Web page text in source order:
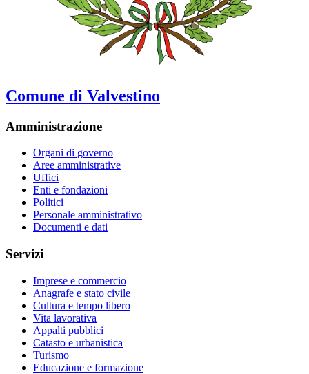
Comune di Valvestino
Amministrazione
Organi di governo
Aree amministrative
Uffici
Enti e fondazioni
Politici
Personale amministrativo
Documenti e dati
Servizi
Imprese e commercio
Anagrafe e stato civile
Cultura e tempo libero
Vita lavorativa
Appalti pubblici
Catasto e urbanistica
Turismo
Educazione e formazione